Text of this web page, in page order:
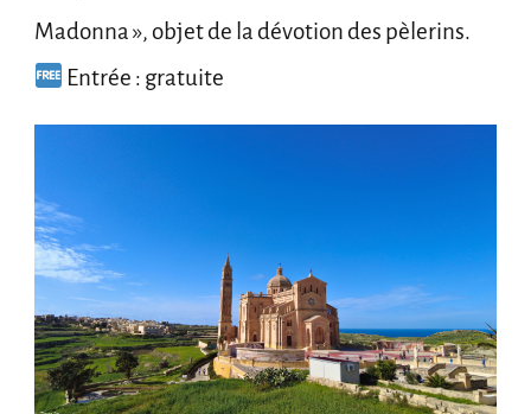
Madonna », objet de la dévotion des pèlerins.
Entrée : gratuite